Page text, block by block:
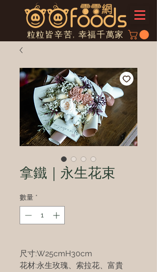
粒粒皆辛苦, 幸福千萬家
拿鐵｜永生花束
數量 *
尺寸:W25cmH30cm
花材:永生玫瑰、索拉花、富貴